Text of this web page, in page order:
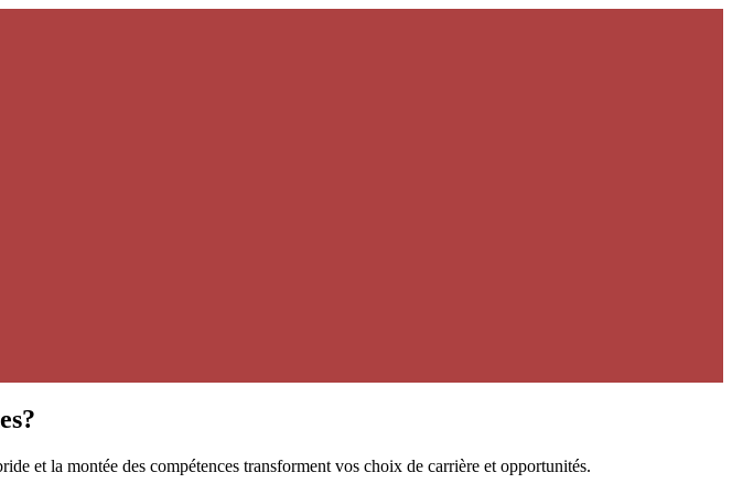
et la montée des compétences transforment vos choix de carrière et opportunités.